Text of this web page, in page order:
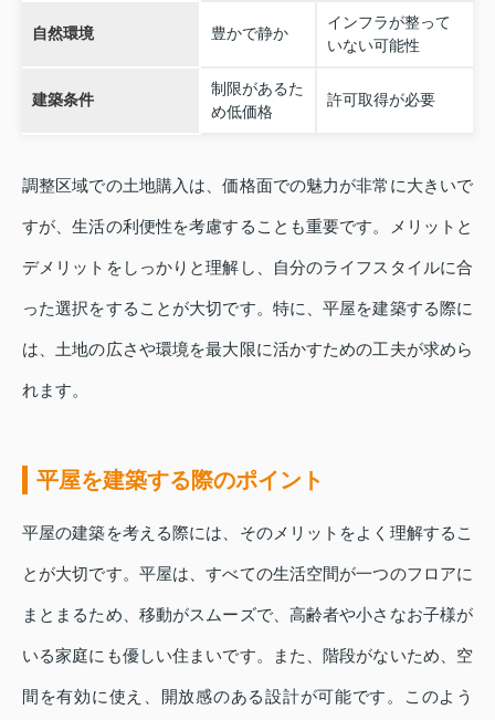
自然環境 豊かで静か
インフラが整って
いない可能性
建築条件
制限があるた
め低価格
許可取得が必要
調整区域での土地購入は、価格面での魅力が非常に大きいで
すが、生活の利便性を考慮することも重要です。メリットと
デメリットをしっかりと理解し、自分のライフスタイルに合
った選択をすることが大切です。特に、平屋を建築する際に
は、土地の広さや環境を最大限に活かすための工夫が求めら
れます。
平屋を建築する際のポイント
平屋の建築を考える際には、そのメリットをよく理解するこ
とが大切です。平屋は、すべての生活空間が一つのフロアに
まとまるため、移動がスムーズで、高齢者や小さなお子様が
いる家庭にも優しい住まいです。また、階段がないため、空
間を有効に使え、開放感のある設計が可能です。このよう